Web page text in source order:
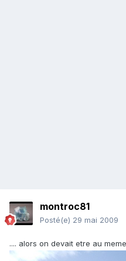
montroc81
Posté(e) 29 mai 2009
.... alors on devait etre au